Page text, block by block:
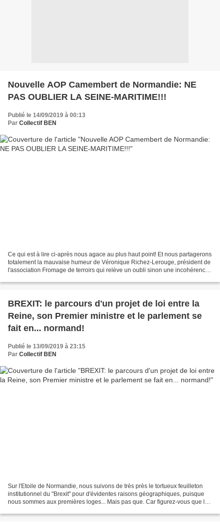
Nouvelle AOP Camembert de Normandie: NE
PAS OUBLIER LA SEINE-MARITIME!!!
Publié le 14/09/2019 à 00:13
Par Collectif BEN
Ce qui est à lire ci-après nous agace au plus haut point! Et nous partagerons
totalement la mauvaise humeur de Véronique Richez-Lerouge, président de
l'association Fromage de terroirs qui relève un oubli sinon une incohérence
BREXIT: le parcours d'un projet de loi entre la
Reine, son Premier ministre et le parlement se
fait en... normand!
Publié le 13/09/2019 à 23:15
Par Collectif BEN
Sur l'Etoile de Normandie, nous suivons de très près le tortueux feuilleton
institutionnel du "Brexit" pour d'évidentes raisons géographiques, puisque
nous sommes aux premières loges... Mais pas que. Car figurez-vous que le